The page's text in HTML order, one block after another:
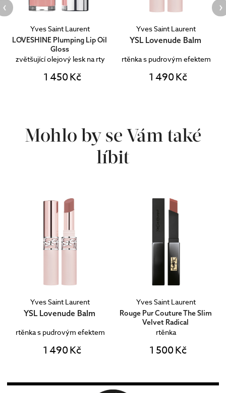
Yves Saint Laurent
LOVESHINE Plumping Lip Oil
Gloss
zvětšující olejový lesk na rty
1 450 Kč
Yves Saint Laurent
YSL Lovenude Balm
rtěnka s pudrovým efektem
1 490 Kč
Mohlo by se Vám také
líbit
Yves Saint Laurent
YSL Lovenude Balm
rtěnka s pudrovým efektem
1 490 Kč
Yves Saint Laurent
Rouge Pur Couture The Slim
Velvet Radical
rtěnka
1 500 Kč